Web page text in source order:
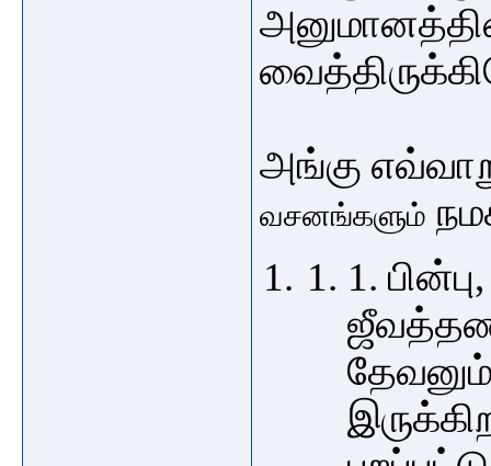
அங்கு
வசனங்களும்
1.